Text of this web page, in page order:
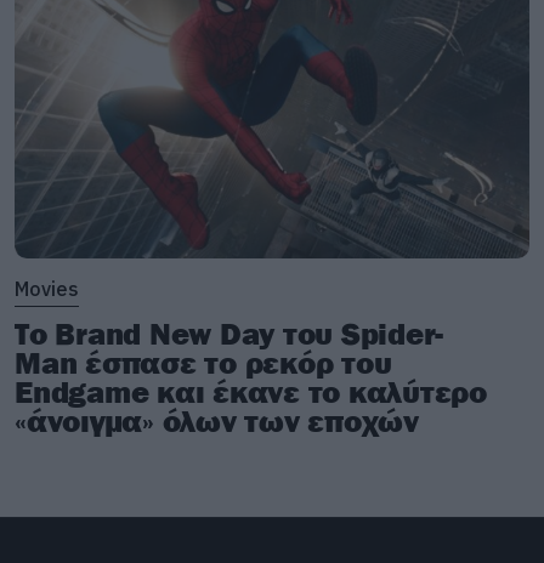
Movies
Το Brand New Day του Spider-
Man έσπασε το ρεκόρ του
Endgame και έκανε το καλύτερο
«άνοιγμα» όλων των εποχών